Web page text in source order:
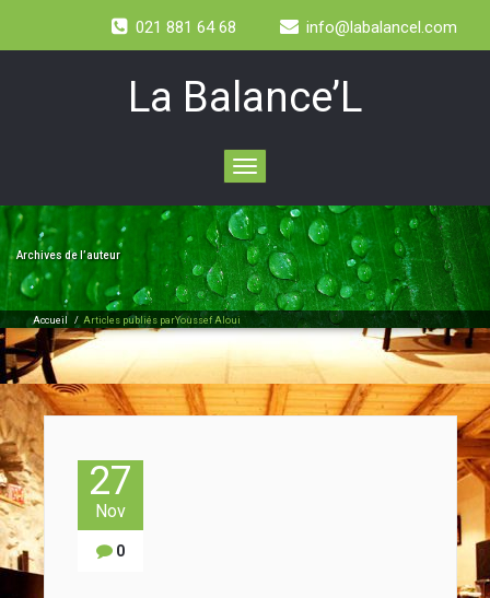
021 881 64 68 info@labalancel.com
La Balance’L
Toggle
navigation
Archives de l’auteur
Accueil / Articles publiés parYoussef Aloui
27
Nov
0